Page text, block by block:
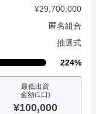
¥29,700,000
匿名組合
抽選式
224%
最低出資
金額(1口)
¥100,000